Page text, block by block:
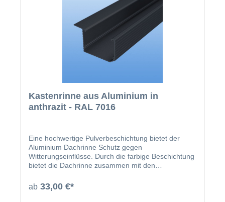
Kastenrinne aus Aluminium in
anthrazit - RAL 7016
Eine hochwertige Pulverbeschichtung bietet der
Aluminium Dachrinne Schutz gegen
Witterungseinflüsse. Durch die farbige Beschichtung
bietet die Dachrinne zusammen mit den
homogenes Gesamtbild.
ab 33,00 €*